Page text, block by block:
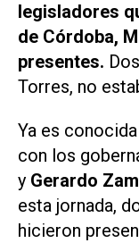
legisladores
de Córdoba,
presentes.
Torres, no
Ya es
con los
y Gerardo
esta jornada,
hicieron